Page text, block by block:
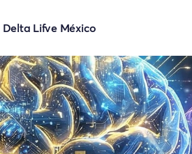
Delta Lifve México